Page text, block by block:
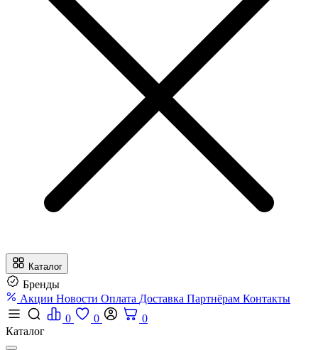
Каталог
Бренды
Акции Новости Оплата Доставка Партнёрам Контакты
0
0
0
Каталог